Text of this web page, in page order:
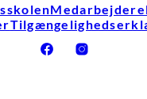
Medarbejdere